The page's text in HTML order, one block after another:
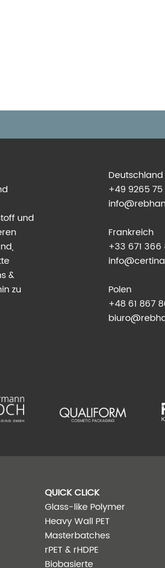
und
&
zu
Deutschland
+49 9265
Frankreich
+33 671 366
Polen
+48 61 867
QUICK CLICK
Glass-like Polymer
Heavy Wall PET
Masterbatches
rPET & rHDPE
Biobasierte